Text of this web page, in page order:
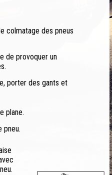
colmatage des pneus
de provoquer un
porter des gants et
plane.
pneu.